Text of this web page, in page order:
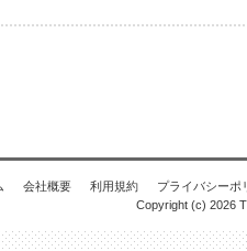
会社概要 利用規約
プライバシーポ
Copyright (c) 2026